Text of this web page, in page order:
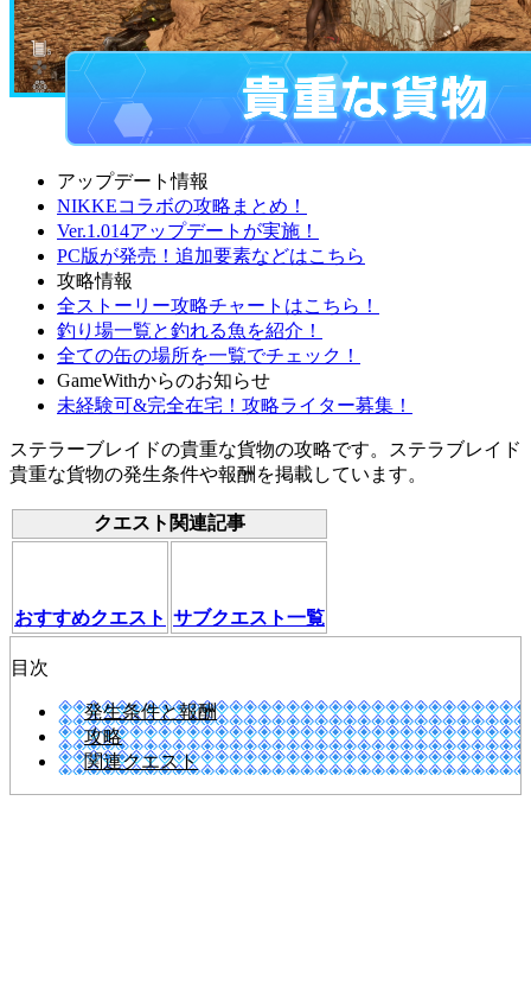
アップデート情報
NIKKEコラボの攻略まとめ！
Ver.1.014アップデートが実施！
PC版が発売！追加要素などはこちら
攻略情報
全ストーリー攻略チャートはこちら！
釣り場一覧と釣れる魚を紹介！
全ての缶の場所を一覧でチェック！
GameWithからのお知らせ
未経験可&完全在宅！攻略ライター募集！
ステラーブレイドの貴重な貨物の攻略です。ステラブレイド
貴重な貨物の発生条件や報酬を掲載しています。
クエスト関連記事
おすすめクエスト サブクエスト一覧
目次
発生条件と報酬
攻略
関連クエスト